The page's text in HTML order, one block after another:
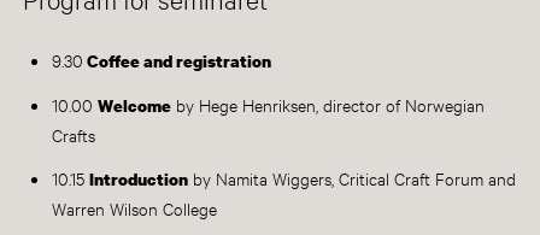
9.30 Coffee and registration
10.00 Welcomeby Hege Henriksen, director of Norwegian
Crafts
10.15 Introductionby Namita Wiggers, Critical Craft Forum and
Warren Wilson College